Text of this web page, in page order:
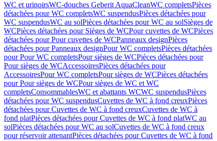
WC et urinoirsWC-douches Geberit AquaCleanWC completsPièces
détachées pour WC completsWC suspendusPièces détachées pour
WC suspendusWC au solPièces détachées pour WC au solSièges de
WCPièces détachées pour Sièges de WCPour cuvettes de WCPièces
détachées pour Pour cuvettes de WCPanneaux designPièces
détachées pour Panneaux designPour WC completsPièces détachées
pour Pour WC completsPour sièges de WCPièces détachées pour
Pour sièges de WCAccessoiresPièces détachées pour
AccessoiresPour WC completsPour sièges de WCPièces détachées
pour Pour sièges de WCPour sièges de WC et WC
completsConsommablesWC et abattants WCWC suspendusPièces
détachées pour WC suspendusCuvettes de WC à fond creuxPièces
détachées pour Cuvettes de WC à fond creuxCuvettes de WC à
fond platPièces détachées pour Cuvettes de WC à fond platWC au
solPièces détachées pour WC au solCuvettes de WC à fond creux
pour réservoir attenantPièces détachées pour Cuvettes de WC à fond